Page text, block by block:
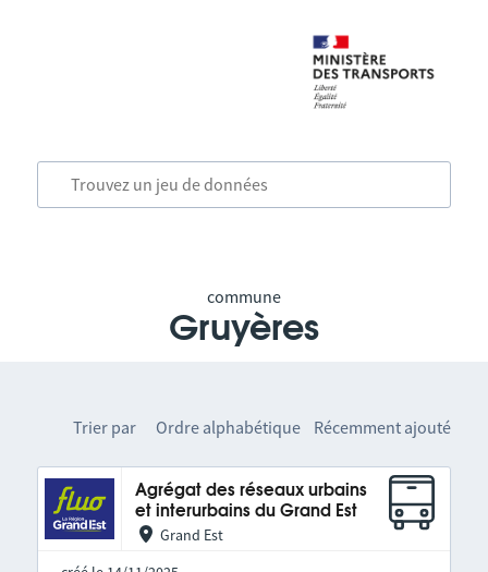
commune
Gruyères
Trier par Ordre alphabétique Récemment ajouté
Agrégat des réseaux urbains
et interurbains du Grand Est
Grand Est